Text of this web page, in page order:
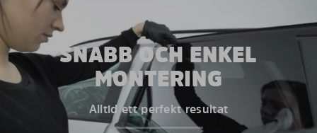
SNABB OCH ENKEL
MONTERING
Alltid ett perfekt resultat